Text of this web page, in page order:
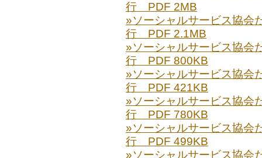
行 PDF 2MB
»ソーシャルサービス協
行 PDF 2.1MB
»ソーシャルサービス協
行 PDF 800KB
»ソーシャルサービス協
行 PDF 421KB
»ソーシャルサービス協
行 PDF 780KB
»ソーシャルサービス協
行 PDF 499KB
»ソーシャルサービス協